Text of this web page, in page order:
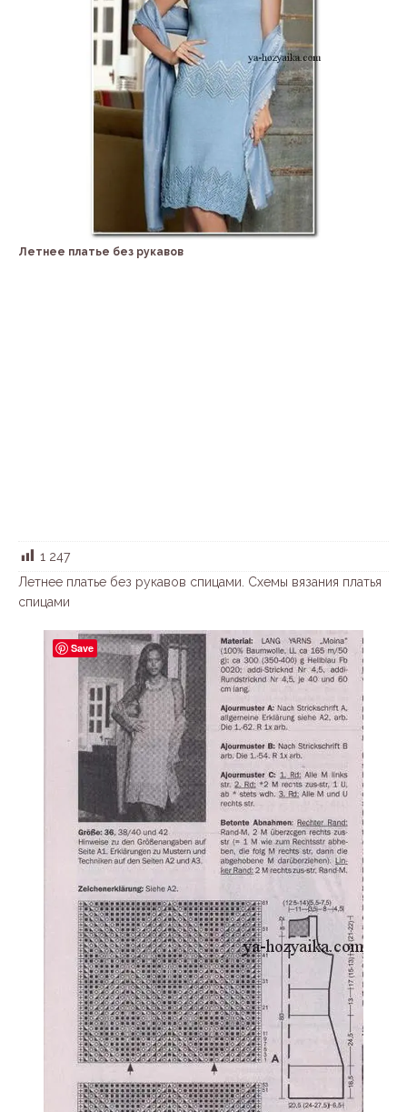
Летнее платье без рукавов
1 247
Летнее платье без рукавов спицами. Схемы вязания платья
спицами
Save